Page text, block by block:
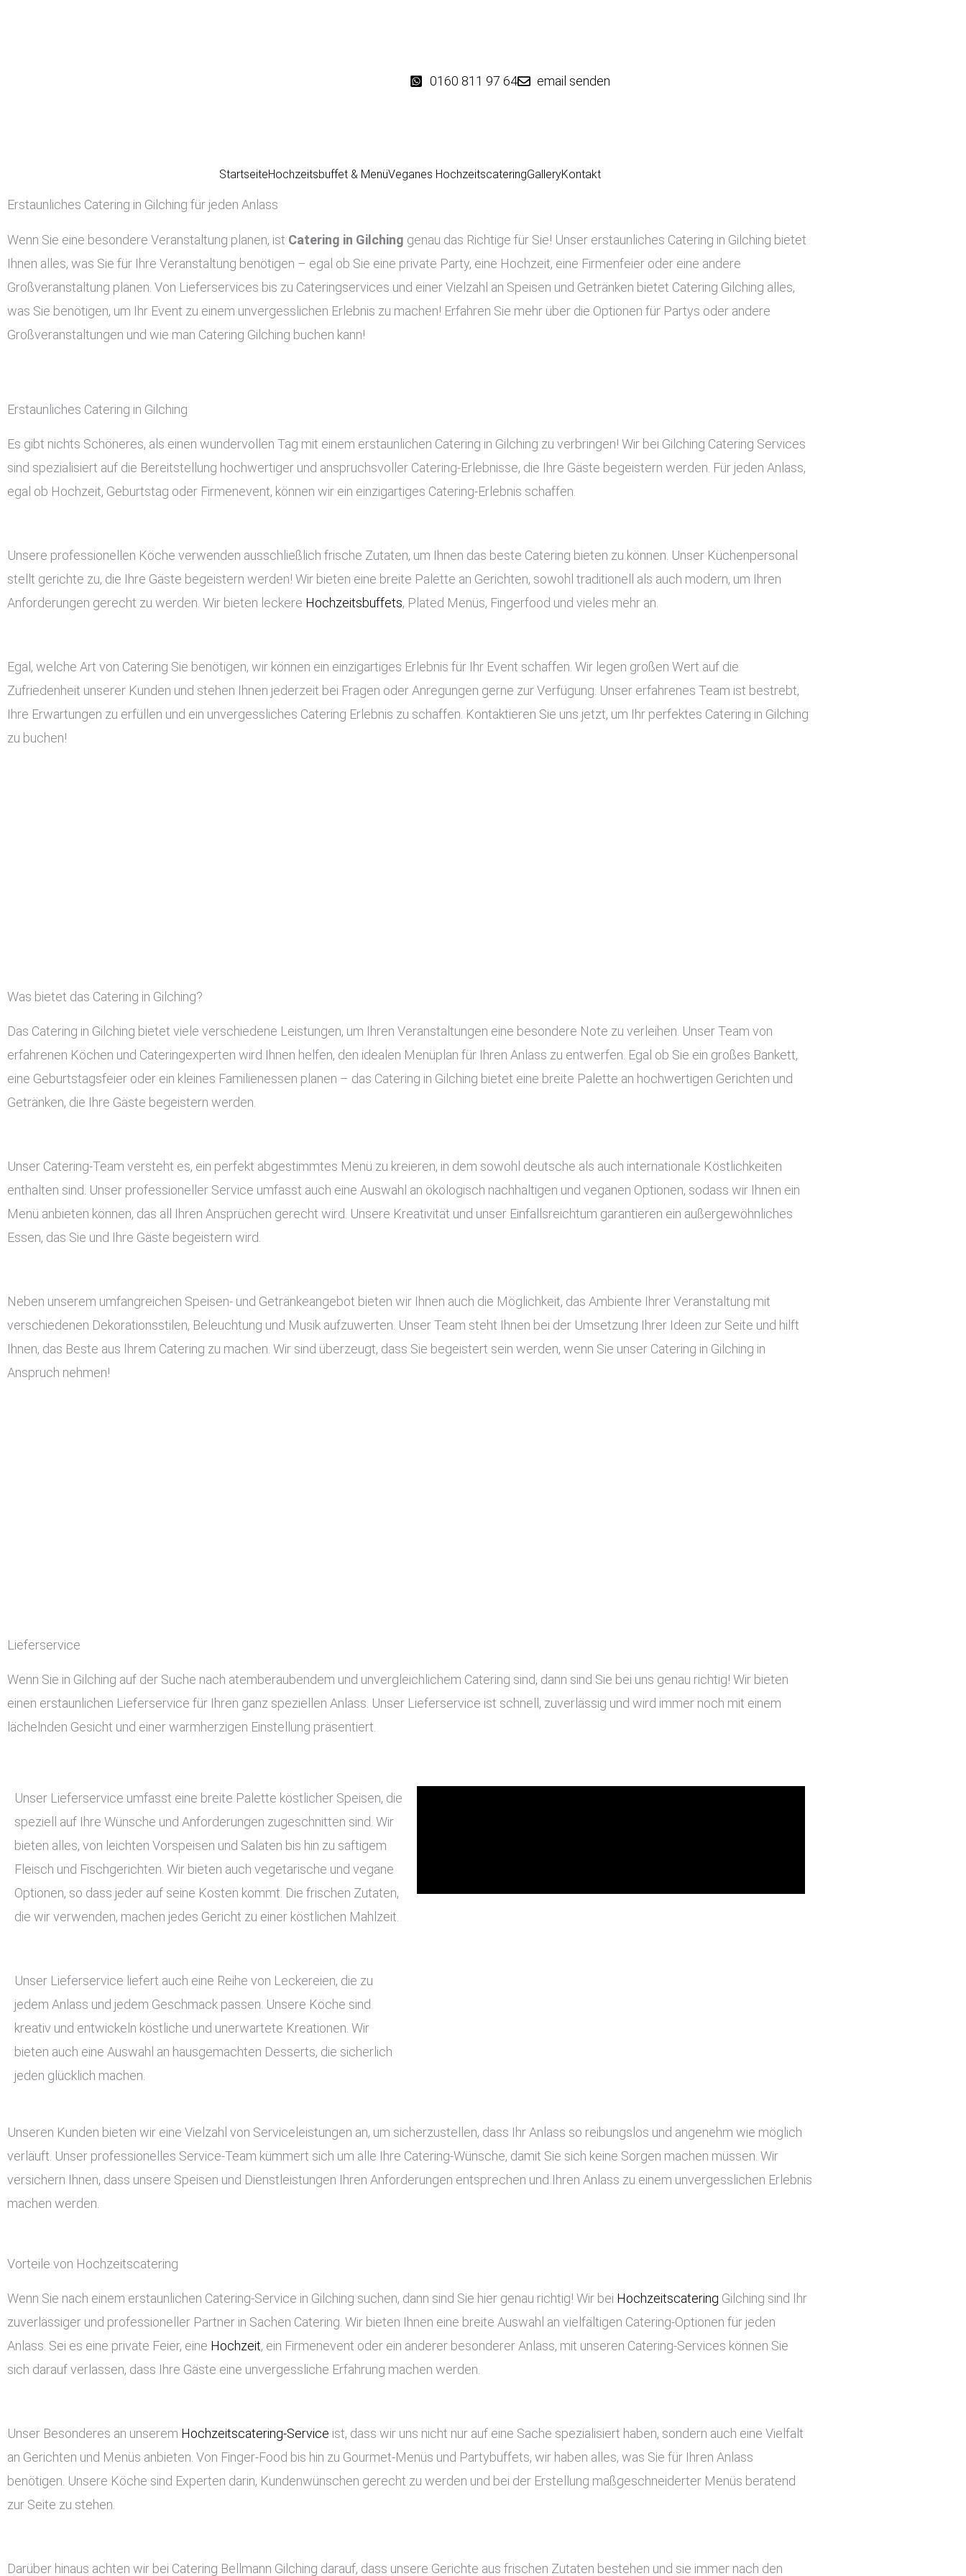
0160 811 97 64
email senden
StartseiteHochzeitsbuffet & MenüVeganes HochzeitscateringGalleryKontakt
Erstaunliches Catering in Gilching für jeden Anlass
Wenn Sie eine besondere Veranstaltung planen, ist Catering in Gilching genau das Richtige für Sie! Unser erstaunliches Catering in Gilching bietet
Ihnen alles, was Sie für Ihre Veranstaltung benötigen – egal ob Sie eine private Party, eine Hochzeit, eine Firmenfeier oder eine andere
Großveranstaltung planen. Von Lieferservices bis zu Cateringservices und einer Vielzahl an Speisen und Getränken bietet Catering Gilching alles,
was Sie benötigen, um Ihr Event zu einem unvergesslichen Erlebnis zu machen! Erfahren Sie mehr über die Optionen für Partys oder andere
Großveranstaltungen und wie man Catering Gilching buchen kann!
Erstaunliches Catering in Gilching
Es gibt nichts Schöneres, als einen wundervollen Tag mit einem erstaunlichen Catering in Gilching zu verbringen! Wir bei Gilching Catering Services
sind spezialisiert auf die Bereitstellung hochwertiger und anspruchsvoller Catering-Erlebnisse, die Ihre Gäste begeistern werden. Für jeden Anlass,
egal ob Hochzeit, Geburtstag oder Firmenevent, können wir ein einzigartiges Catering-Erlebnis schaffen.
Unsere professionellen Köche verwenden ausschließlich frische Zutaten, um Ihnen das beste Catering bieten zu können. Unser Küchenpersonal
stellt gerichte zu, die Ihre Gäste begeistern werden! Wir bieten eine breite Palette an Gerichten, sowohl traditionell als auch modern, um Ihren
Anforderungen gerecht zu werden. Wir bieten leckere Hochzeitsbuffets, Plated Menüs, Fingerfood und vieles mehr an.
Egal, welche Art von Catering Sie benötigen, wir können ein einzigartiges Erlebnis für Ihr Event schaffen. Wir legen großen Wert auf die
Zufriedenheit unserer Kunden und stehen Ihnen jederzeit bei Fragen oder Anregungen gerne zur Verfügung. Unser erfahrenes Team ist bestrebt,
Ihre Erwartungen zu erfüllen und ein unvergessliches Catering Erlebnis zu schaffen. Kontaktieren Sie uns jetzt, um Ihr perfektes Catering in Gilching
zu buchen!
Was bietet das Catering in Gilching?
Das Catering in Gilching bietet viele verschiedene Leistungen, um Ihren Veranstaltungen eine besondere Note zu verleihen. Unser Team von
erfahrenen Köchen und Cateringexperten wird Ihnen helfen, den idealen Menüplan für Ihren Anlass zu entwerfen. Egal ob Sie ein großes Bankett,
eine Geburtstagsfeier oder ein kleines Familienessen planen – das Catering in Gilching bietet eine breite Palette an hochwertigen Gerichten und
Getränken, die Ihre Gäste begeistern werden.
Unser Catering-Team versteht es, ein perfekt abgestimmtes Menü zu kreieren, in dem sowohl deutsche als auch internationale Köstlichkeiten
enthalten sind. Unser professioneller Service umfasst auch eine Auswahl an ökologisch nachhaltigen und veganen Optionen, sodass wir Ihnen ein
Menü anbieten können, das all Ihren Ansprüchen gerecht wird. Unsere Kreativität und unser Einfallsreichtum garantieren ein außergewöhnliches
Essen, das Sie und Ihre Gäste begeistern wird.
Neben unserem umfangreichen Speisen- und Getränkeangebot bieten wir Ihnen auch die Möglichkeit, das Ambiente Ihrer Veranstaltung mit
verschiedenen Dekorationsstilen, Beleuchtung und Musik aufzuwerten. Unser Team steht Ihnen bei der Umsetzung Ihrer Ideen zur Seite und hilft
Ihnen, das Beste aus Ihrem Catering zu machen. Wir sind überzeugt, dass Sie begeistert sein werden, wenn Sie unser Catering in Gilching in
Anspruch nehmen!
Lieferservice
Wenn Sie in Gilching auf der Suche nach atemberaubendem und unvergleichlichem Catering sind, dann sind Sie bei uns genau richtig! Wir bieten
einen erstaunlichen Lieferservice für Ihren ganz speziellen Anlass. Unser Lieferservice ist schnell, zuverlässig und wird immer noch mit einem
lächelnden Gesicht und einer warmherzigen Einstellung präsentiert.
Unser Lieferservice umfasst eine breite Palette köstlicher Speisen, die
speziell auf Ihre Wünsche und Anforderungen zugeschnitten sind. Wir
bieten alles, von leichten Vorspeisen und Salaten bis hin zu saftigem
Fleisch und Fischgerichten. Wir bieten auch vegetarische und vegane
Optionen, so dass jeder auf seine Kosten kommt. Die frischen Zutaten,
die wir verwenden, machen jedes Gericht zu einer köstlichen Mahlzeit.
Unser Lieferservice liefert auch eine Reihe von Leckereien, die zu
jedem Anlass und jedem Geschmack passen. Unsere Köche sind
kreativ und entwickeln köstliche und unerwartete Kreationen. Wir
bieten auch eine Auswahl an hausgemachten Desserts, die sicherlich
jeden glücklich machen.
Unseren Kunden bieten wir eine Vielzahl von Serviceleistungen an, um sicherzustellen, dass Ihr Anlass so reibungslos und angenehm wie möglich
verläuft. Unser professionelles Service-Team kümmert sich um alle Ihre Catering-Wünsche, damit Sie sich keine Sorgen machen müssen. Wir
versichern Ihnen, dass unsere Speisen und Dienstleistungen Ihren Anforderungen entsprechen und Ihren Anlass zu einem unvergesslichen Erlebnis
machen werden.
Vorteile von Hochzeitscatering
Wenn Sie nach einem erstaunlichen Catering-Service in Gilching suchen, dann sind Sie hier genau richtig! Wir bei Hochzeitscatering Gilching sind Ihr
zuverlässiger und professioneller Partner in Sachen Catering. Wir bieten Ihnen eine breite Auswahl an vielfältigen Catering-Optionen für jeden
Anlass. Sei es eine private Feier, eine Hochzeit, ein Firmenevent oder ein anderer besonderer Anlass, mit unseren Catering-Services können Sie
sich darauf verlassen, dass Ihre Gäste eine unvergessliche Erfahrung machen werden.
Unser Besonderes an unserem Hochzeitscatering-Service ist, dass wir uns nicht nur auf eine Sache spezialisiert haben, sondern auch eine Vielfalt
an Gerichten und Menüs anbieten. Von Finger-Food bis hin zu Gourmet-Menüs und Partybuffets, wir haben alles, was Sie für Ihren Anlass
benötigen. Unsere Köche sind Experten darin, Kundenwünschen gerecht zu werden und bei der Erstellung maßgeschneiderter Menüs beratend
zur Seite zu stehen.
Darüber hinaus achten wir bei Catering Bellmann Gilching darauf, dass unsere Gerichte aus frischen Zutaten bestehen und sie immer nach den